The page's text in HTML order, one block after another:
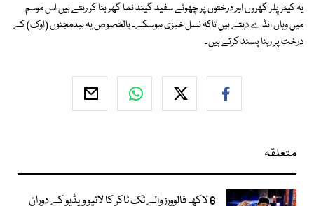
یہ کیٹرپِلر گھروں اور درختوں پر چھوٹے سفید گیند نما گھر بنا کر رہتے ہیں اس موسم
میں وہاں انڈے دیتے ہیں تاکہ نسل خیزی ہوسکے۔ بالخصوص یہ بیدمجنوں (اوک) کے
درخت پر رہنا پسند کرتے ہیں۔
متعلقہ
6 لاکھ فالوورز والے ٹک ٹاکر کا لائیو ویڈیو کے دوران